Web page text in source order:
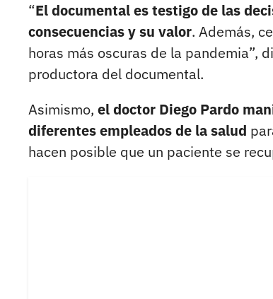
“El documental es testigo de las
consecuencias y su valor. Además,
horas más oscuras de la pandemia”,
productora del documental.
Asimismo, el doctor Diego Pardo
diferentes empleados de la salud
hacen posible que un paciente se